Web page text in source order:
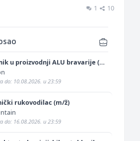
1 10
u proizvodnji ALU bravarije (m/
do: 10.08.2026. u 23:59
rukovodilac (m/ž)
do: 16.08.2026. u 23:59